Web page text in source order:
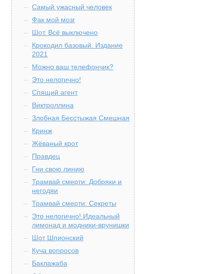
Самый ужасный человек
Фак мой мозг
Шот. Всё выключено
Крокодил базовый. Издание
2021
Можно ваш телефончик?
Это нелогично!
Спящий агент
Виктроллина
Злобная Бесстыжая Смешная
Кринж
Жёваный крот
Правдец
Гни свою линию
Трамвай смерти: Добряки и
негодяи
Трамвай смерти: Секреты
Это нелогично! Идеальный
лимонад и модники-врунишки
Шот Шпионский
Куча вопросов
Баклажаба